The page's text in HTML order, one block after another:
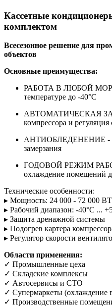
Кассетные
комплектом
Всесезонное решение для
объектов
Основные преимущества:
РАБОТА В ЛЮБОЙ МОРОЗ
температуре до -40°C
АВТОМАТИЧЕСКАЯ
компрессора и регуляция
АНТИОБЛЕДЕНЕНИЕ -
замерзания
ГОДОВОЙ РЕЖИМ
охлаждение помещений
Технические особенности:
▸ Мощность: 24 000 - 72 000
▸ Рабочий диапазон: -40°C ...
▸ Защита дренажной системы
▸ Подогрев картера
▸ Регулятор скорости
Области применения:
✓ Промышленные цеха
✓ Складские комплексы
✓ Автосервисы и СТО
✓ Супермаркеты (охлаждение
✓ Производственные